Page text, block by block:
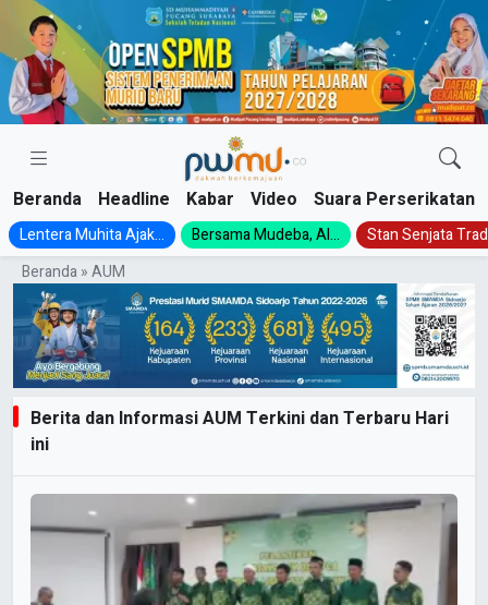
Skip
content
Beranda Headline Kabar Video Suara Perserikatan
Lentera Muhita Ajak... Bersama Mudeba, Al...
Stan Senjata
Beranda»AUM
Berita dan Informasi AUM Terkini dan Terbaru Hari
ini